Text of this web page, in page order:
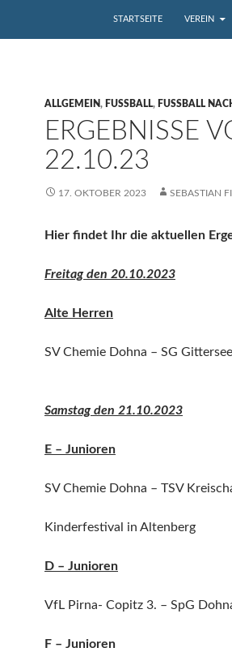
STARTSEITE
VEREIN
ALLGEMEIN, FUSSBALL , FUSSBALL
ERGEBNISSE
22.10.23
17. OKTOBER 2023 SEBASTIAN
Hier findet Ihr die aktuellen
Freitag den 20.10.2023
Alte Herren
SV Chemie Dohna
Samstag den 21.10.2023
E – Junioren
SV Chemie Dohna – TSV
Kinderfestival in Altenberg
D – Junioren
VfL Pirna- Copitz 3. – SpG
F – Junioren